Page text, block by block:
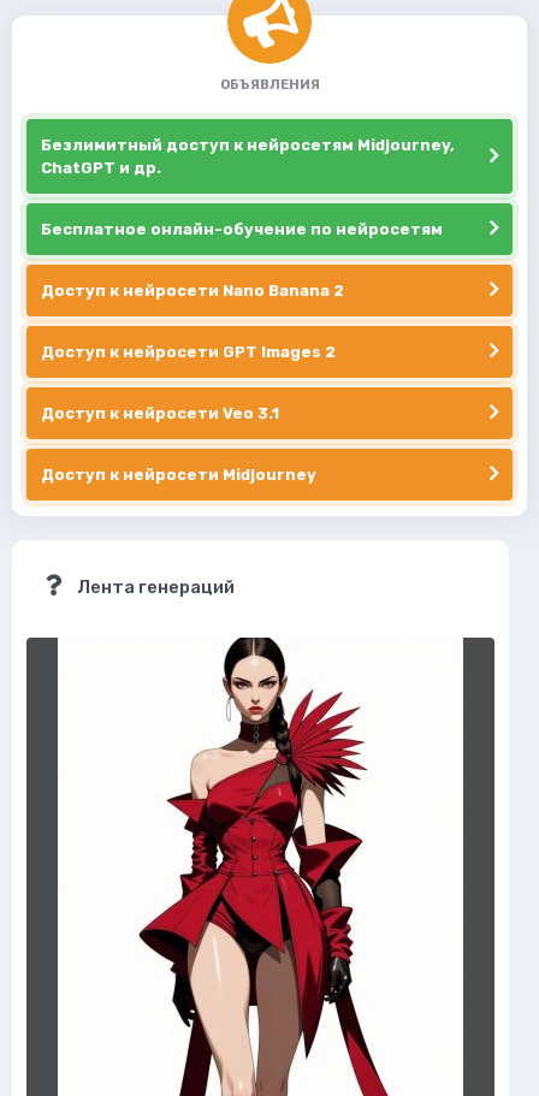
ОБЪЯВЛЕНИЯ
Безлимитный доступ к нейросетям Midjourney,
ChatGPT и др.
Бесплатное онлайн-обучение по нейросетям
Доступ к нейросети Nano Banana 2
Доступ к нейросети GPT Images 2
Доступ к нейросети Veo 3.1
Доступ к нейросети Midjourney
Лента генераций